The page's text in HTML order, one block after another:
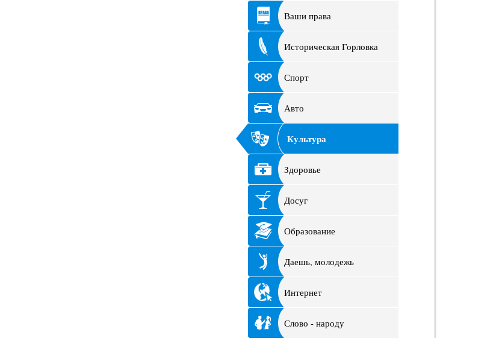
Ваши права
Историческая Горловка
Спорт
Авто
Культура
Здоровье
Досуг
Образование
Даешь, молодежь
Интернет
Слово - народу